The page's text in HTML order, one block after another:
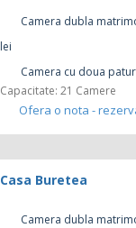
Camera dubla
lei
Camera cu doua
Capacitate: 21 Camere
Ofera o nota -
Casa Buretea
Camera dubla